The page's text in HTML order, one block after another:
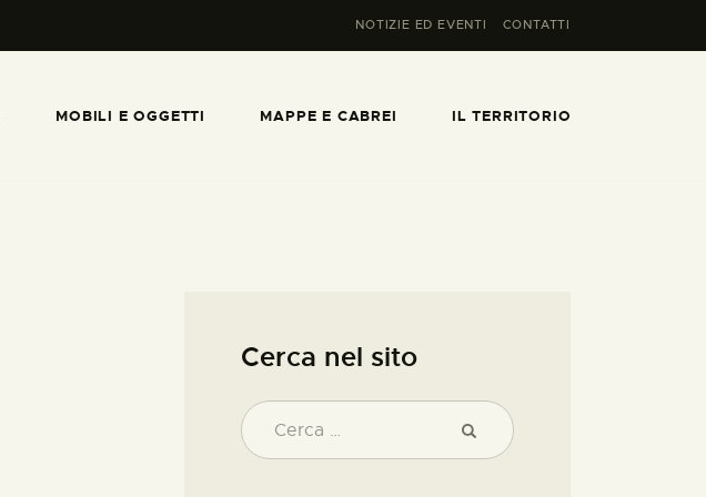
NOTIZIE ED EVENTI CONTATTI
MOBILI E OGGETTI MAPPE E CABREI IL TERRITORIO
Cerca nel sito